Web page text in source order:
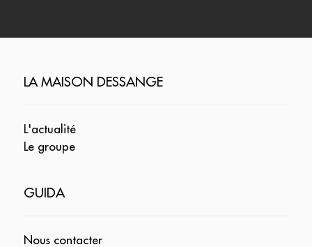
LA MAISON DESSANGE
L'actualité
Le groupe
GUIDA
Nous contacter